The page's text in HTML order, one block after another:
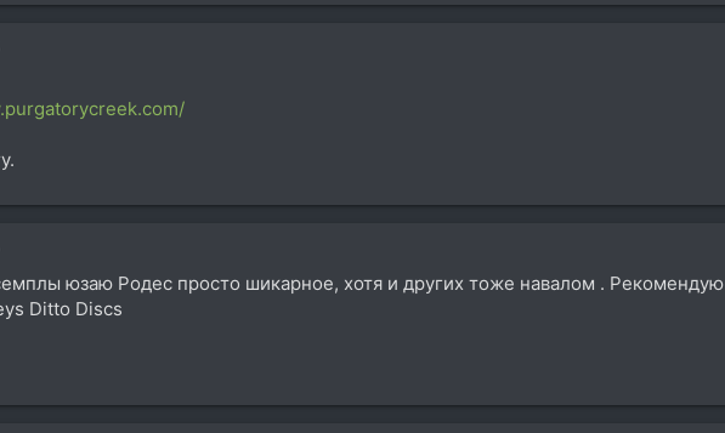
юзаю Родес просто шикарное, хотя и других тоже навалом . Рекомендую
Ditto Discs